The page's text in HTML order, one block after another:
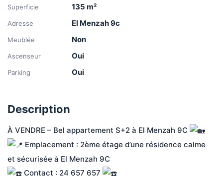
Superficie 135 m²
Adresse El Menzah 9c
Meublée Non
Ascenseur Oui
Parking Oui
Description
À VENDRE – Bel appartement S+2 à El Menzah 9C
Emplacement : 2ème étage d’une résidence calme
et sécurisée à El Menzah 9C
Contact : 24 657 657